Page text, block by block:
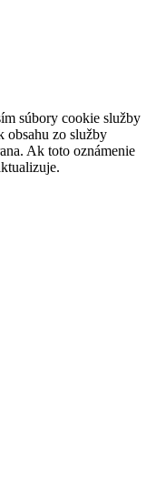
súbory cookie služby
obsahu zo služby
Ak toto oznámenie